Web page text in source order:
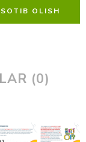
OLISH
(0)